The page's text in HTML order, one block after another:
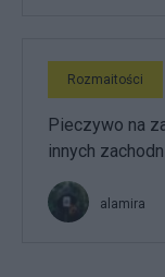
Rozmaitości
Pieczywo na
innych
alamira